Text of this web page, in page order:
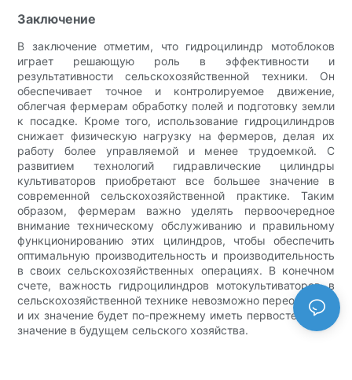
Заключение
В заключение отметим, что гидроцилиндр мотоблоков
играет решающую роль в эффективности и
результативности сельскохозяйственной техники. Он
обеспечивает точное и контролируемое движение,
облегчая фермерам обработку полей и подготовку земли
к посадке. Кроме того, использование гидроцилиндров
снижает физическую нагрузку на фермеров, делая их
работу более управляемой и менее трудоемкой. С
развитием технологий гидравлические цилиндры
культиваторов приобретают все большее значение в
современной сельскохозяйственной практике. Таким
образом, фермерам важно уделять первоочередное
внимание техническому обслуживанию и правильному
функционированию этих цилиндров, чтобы обеспечить
оптимальную производительность и производительность
в своих сельскохозяйственных операциях. В конечном
счете, важность гидроцилиндров мотокультиваторов в
сельскохозяйственной технике невозможно переоценить,
и их значение будет по-прежнему иметь первостепенное
значение в будущем сельского хозяйства.